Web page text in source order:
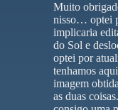
Muito
nisso… optei
implicaria
do Sol e
optei por
tenhamos
imagem
as duas